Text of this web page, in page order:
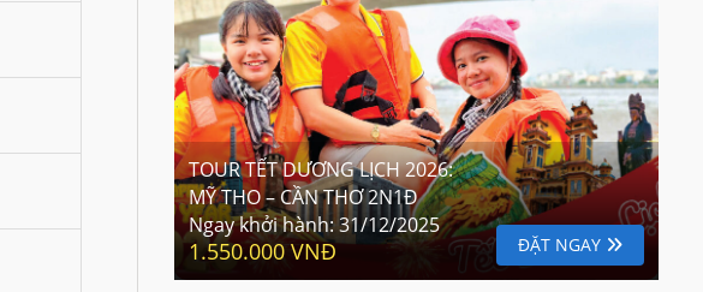
TOUR TẾT DƯƠNG LỊCH 2026:
MỸ THO – CẦN THƠ 2N1Đ
Ngay khởi hành:31/12/2025
1.550.000 VNĐ ĐẶT NGAY